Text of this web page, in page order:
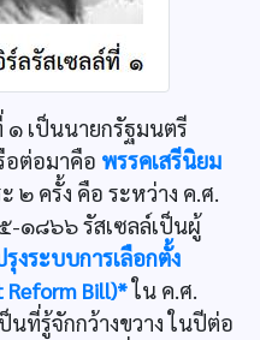
๑ เป็นนายกรัฐมนตรี
อต่อมาคือ พรรคเสรีนิยม
๒ ครั้ง คือ ระหว่าง ค.ศ.
๑๘๖๖ รัสเซลล์เป็นผู้
ระบบการเลือกตั้ง
Bill)*ใน ค.ศ.
นที่รู้จักกว้างขวาง ในปีต่อ